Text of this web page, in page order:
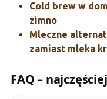
Cold brew w
zimno
Mleczne
zamiast mleka
FAQ –